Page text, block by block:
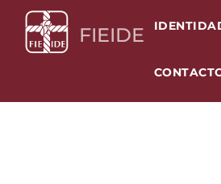
content
FIEIDE